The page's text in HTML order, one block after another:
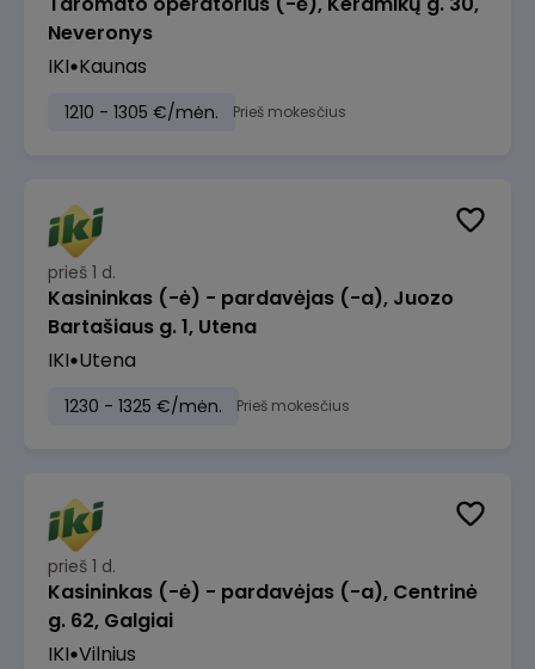
Neveronys
IKI Kaunas
1210 - 1305 €/mėn. Prieš mokesčius
prieš 1 d.
Kasininkas (-ė) - pardavėjas (-a), Juozo
Bartašiaus g. 1, Utena
IKI Utena
1230 - 1325 €/mėn. Prieš mokesčius
prieš 1 d.
Kasininkas (-ė) - pardavėjas (-a), Centrinė
g. 62, Galgiai
IKI Vilnius